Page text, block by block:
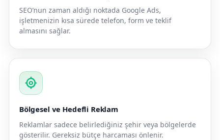
SEO’nun zaman aldığı noktada Google Ads,
işletmenizin kısa sürede telefon, form ve teklif
almasını sağlar.
my_location
Bölgesel ve Hedefli Reklam
Reklamlar sadece belirlediğiniz şehir veya bölgelerde
gösterilir. Gereksiz bütçe harcaması önlenir.